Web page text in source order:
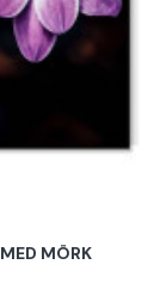
MÖRK